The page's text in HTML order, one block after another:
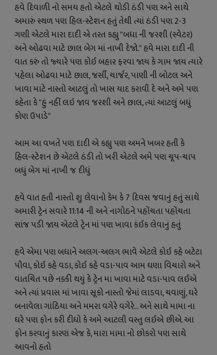
હવે દિવાળી નો સમય હતો એટલે થોડી ઠંડી પણ અને સાથે
અમારું સ્થળ પણ હિલ-સ્ટેશન હતું તેથી ત્યાં ઠંડી પણ 2-3
ગણી એટલે મારા દાદી એ તરત કહ્યુ "બધા ની જરશી (સ્વેટર)
અને ઓઢવા માટે છાલ બેગ માં નાખી દેજો." હવે મારા દાદી ની
વાત કરું તો જ્યારે પણ કોઈ બહાર ફરવા જાય કે ગામ જાય ત્યારે
પહેલા ઓઢવા માટે છાલ, જર્સી, ચાર્જર, પાણી ની બોટલ અને
ખાવા માટે નાસ્તો આટલું તો ખાસ યાદ કરાવી દે અને અમે પણ
કહેતા કે "હું નહીં લઇ જાવ જરશી અને છાલ, ત્યાં આટલું બધું
કોણ ઉપાડે"
આમ આ વખતે પણ દાદી એ કહ્યુ પણ અમને ખબર હતી કે
હિલ-સ્ટેશન છે એટલે ઠંડી તો ખરી એટલે અમે પણ ચૂપ-ચાપ
બધું બેગ માં નાખી જ દીધું
હવે વાત હતી નાસ્તો શુ લેવાનો કેમ કે 7 દિવસ જવાનું હતું સાથે
અમારી ટ્રેન સવારે 11:14 ની અને નાગોઠને પહોંચતા પહોંચતા
સાંજ પડી જાય એટલે ટ્રેન માં પણ ખાવા કંઈક લેવાનું હતું
હવે એમા પણ બધાને અલગ-અલગ ભાવે એટલે કોઈ કહે બટેટા
પૌવા, કોઈ કહે વડા, કોઈ કહે વડા-પાવ આમ ઘણા વિચારો અને
વાતચિત પછે નક્કી થયું કે ટ્રેન મા ખાવા માટે વડા-પાવ લઈએ
અને ત્યાં પ્રવાસ માં ખાવા સૂકો નાસ્તો જેમાં લાડવા, ચવાણું, ઘરે
બનાવેલા ગાંઠિયા અને મમરા વગેરે વગેરે... અને સાથે મામા ના
ઘરે પણ ફોન કરી દીધો કે અમે આટલી વસ્તુ લઈએ છીએ. આ
ફોન કરવાનું કારણ એજ કે, મારા મામા નો છોકરો પણ સાથે
આવનો હતો